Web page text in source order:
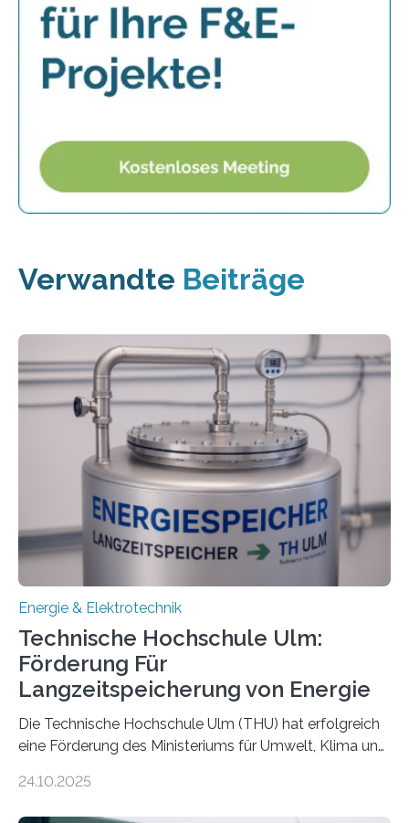
Verwandte Beiträge
Energie & Elektrotechnik
Technische Hochschule Ulm:
Förderung Für
Langzeitspeicherung von Energie
Die Technische Hochschule Ulm (THU) hat erfolgreich
eine Förderung des Ministeriums für Umwelt, Klima und
Forschungsprojekt „LAGER – Langzeitspeicherung in
24.10.2025